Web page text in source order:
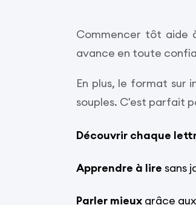
Commencer tôt aide
avance en toute
En plus, le format sur
souples. C'est parfait
Découvrir chaque
Apprendre à lire sans
Parler mieux grâce